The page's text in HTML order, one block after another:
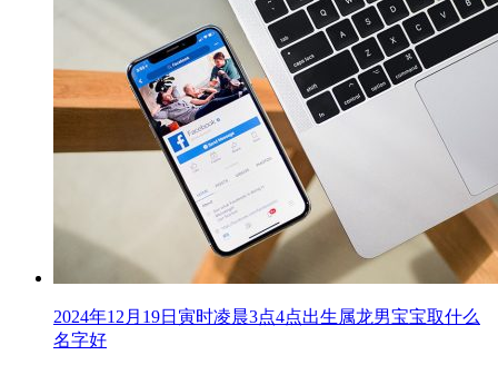
2024年12月19日寅时凌晨3点4点出生属龙男宝宝取什么
名字好